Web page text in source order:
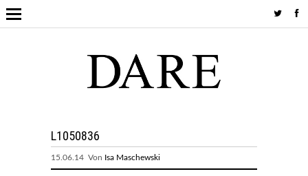
L1050836
15.06.14 Von Isa Maschewski